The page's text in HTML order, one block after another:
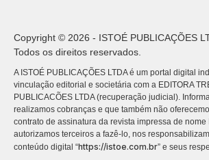
Copyright © 2026 - ISTOÉ PUBLICAÇÕES
Todos os direitos reservados.
A ISTOÉ PUBLICAÇÕES LTDA é um portal digital
vinculação editorial e societária com a EDITORA
PUBLICACÕES LTDA (recuperação judicial).
realizamos cobranças e que também não
contrato de assinatura da revista impressa de nome
autorizamos terceiros a fazê-lo, nos
conteúdo digital “https://istoe.com.br” e seus